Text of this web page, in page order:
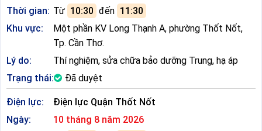
Thời gian: Từ 10:30 đến 11:30
Khu vực:
Một phần KV Long Thạnh A, phường Thốt Nốt,
Tp. Cần Thơ.
Lý do:
Thí nghiệm, sửa chữa bảo dưỡng Trung, hạ áp
Trạng thái:
Đã duyệt
Điện lực:
Điện lực Quận Thốt Nốt
Ngày:
10 tháng 8 năm 2026